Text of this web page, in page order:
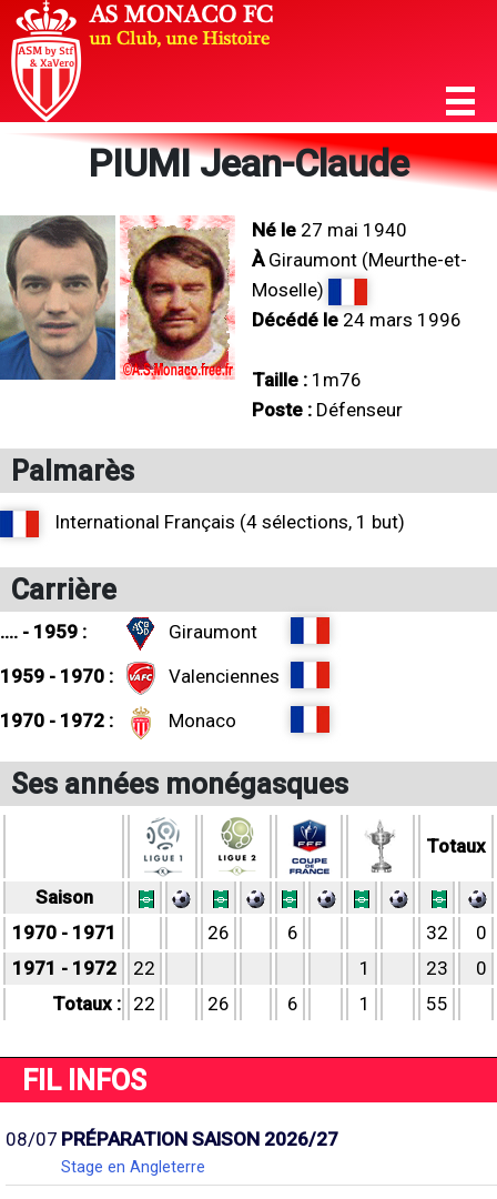
PIUMI Jean-Claude
Né le 27 mai 1940
ÀGiraumont (Meurthe-et-
Moselle)
Décédé le 24 mars 1996
Taille : 1m76
Poste : Défenseur
Palmarès
International Français (4 sélections, 1 but)
Carrière
.... - 1959 :
Giraumont
1959 - 1970 :
Valenciennes
1970 - 1972 :
Monaco
Ses années monégasques
Totaux
Saison
1970 - 1971
26 6 32
0
1971 - 1972
22 1 23
0
Totaux : 22 26 6 1 55
FIL INFOS
08/07 PRÉPARATION SAISON 2026/27
Stage en Angleterre